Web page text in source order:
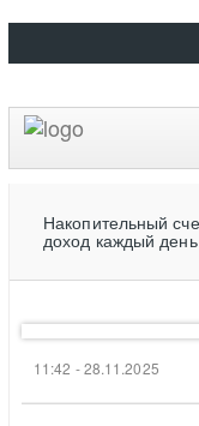
Накопительный
доход каждый день
11:42 - 28.11.2025